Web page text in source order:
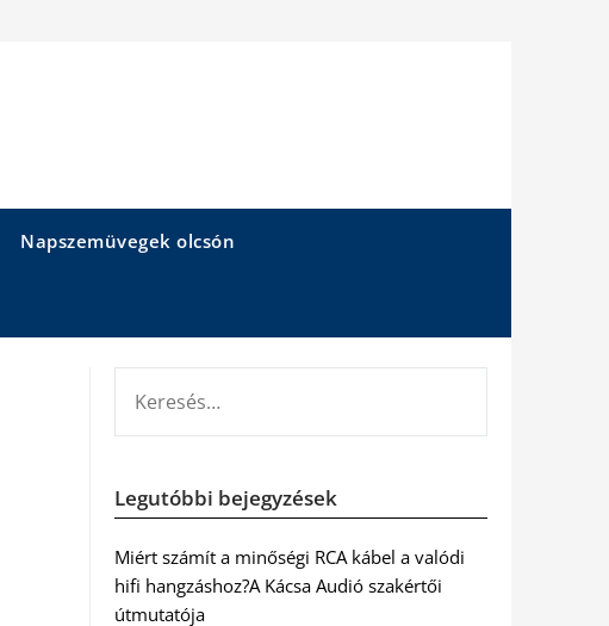
Napszemüvegek olcsón
Legutóbbi bejegyzések
Miért számít a minőségi RCA kábel a valódi
hifi hangzáshoz?A Kácsa Audió szakértői
útmutatója